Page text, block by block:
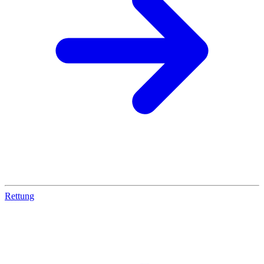
Rettung